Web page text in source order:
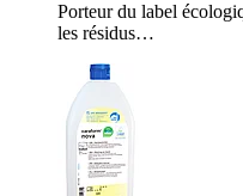
Porteur du label
les résidus…